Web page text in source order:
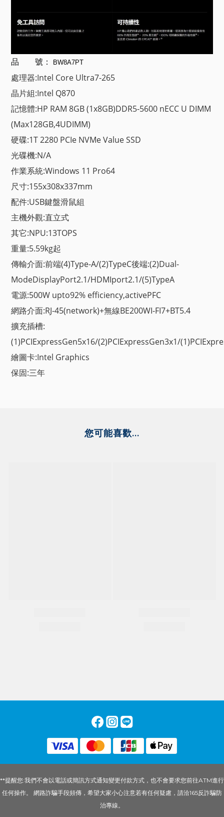
品 號： BW8A7PT
處理器:Intel Core Ultra7-265
晶片組:Intel Q870
記憶體:HP RAM 8GB (1x8GB)DDR5-5600 nECC U DIMM
(Max128GB,4UDIMM)
硬碟:1T 2280 PCIe NVMe Value SSD
光碟機:N/A
作業系統:Windows 11 Pro64
尺寸:155x308x337mm
配件:USB鍵盤滑鼠組
主機外觀:直立式
其它:NPU:13TOPS
重量:5.59kg起
傳輸介面:前端(4)Type-A/(2)TypeC後端:(2)Dual-
ModeDisplayPort2.1/HDMIport2.1/(5)TypeA
電源:500W upto92% efficiency,activePFC
網路介面:RJ-45(network)+無線BE200WI-FI7+BT5.4
擴充插槽:
(1)PCIExpressGen5x16/(2)PCIExpressGen3x1/
繪圖卡:Intel Graphics
保固:三年
您可能喜歡...
**提醒您:我們不會以電話或簡訊方式通知變更付款方式，也不會要求您前往ATM進行
任何操作。 網路詐騙手段頻傳，希望大家小心注意若有任何疑慮，請洽165反詐騙防
治專線。